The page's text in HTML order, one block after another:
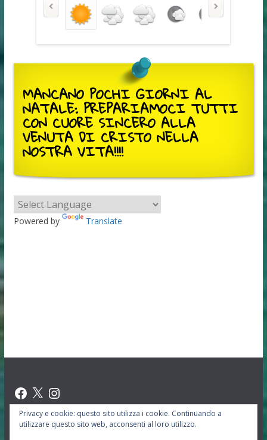
MANCANO POCHI GIORNI AL
NATALE: PREPARIAMOCI TUTTI
CON CUORE SINCERO ALLA
VENUTA DI CRISTO NELLA
NOSTRA VITA!!!!
Powered by Translate
Facebook
X Instagram
Privacy e cookie: questo sito utilizza i cookie. Continuando a
utilizzare questo sito web, acconsenti al loro utilizzo.